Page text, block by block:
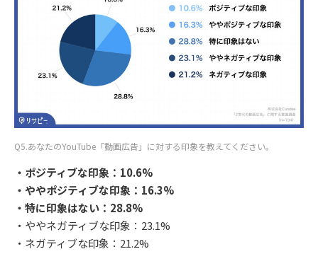
Q5.あなたのYouTube「動画広告」に対する印象を教えてください。
・ポジティブな印象：10.6%
・ややポジティブな印象：16.3%
・特に印象はない：28.8%
・ややネガティブな印象：23.1%
・ネガティブな印象：21.2%